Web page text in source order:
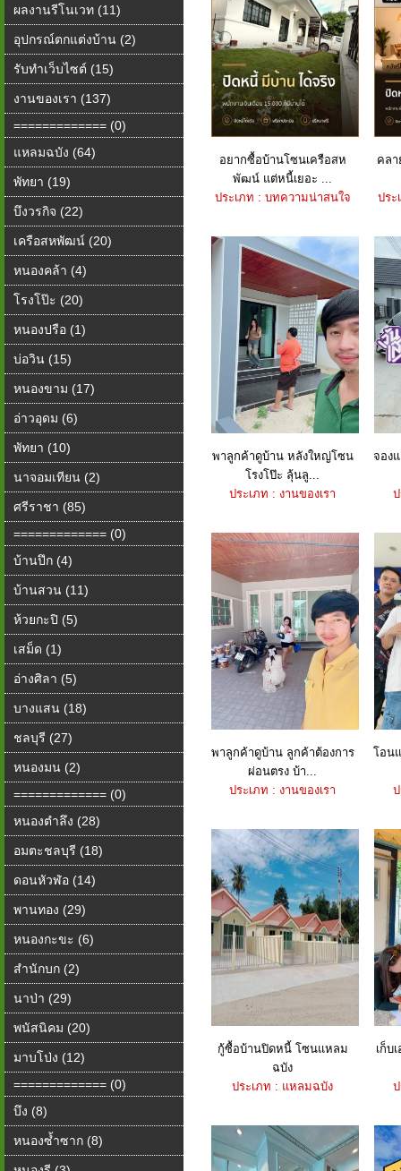
ผลงานรีโนเวท (11)
อุปกรณ์ตกแต่งบ้าน (2)
รับทำเว็บไซต์ (15)
งานของเรา (137)
============= (0)
แหลมฉบัง (64)
พัทยา (19)
บึงวรกิจ (22)
เครือสหพัฒน์ (20)
หนองคล้า (4)
โรงโป๊ะ (20)
หนองปรือ (1)
บ่อวิน (15)
หนองขาม (17)
อ่าวอุดม (6)
พัทยา (10)
นาจอมเทียน (2)
ศรีราชา (85)
============= (0)
บ้านปึก (4)
บ้านสวน (11)
ห้วยกะปิ (5)
เสม็ด (1)
อ่างศิลา (5)
บางแสน (18)
ชลบุรี (27)
หนองมน (2)
============= (0)
หนองตำลึง (28)
อมตะชลบุรี (18)
ดอนหัวฬ่อ (14)
พานทอง (29)
หนองกะขะ (6)
สำนักบก (2)
นาป่า (29)
พนัสนิคม (20)
มาบโป่ง (12)
============= (0)
บึง (8)
หนองซ้ำซาก (8)
อยากซื้อบ้านโซนเครือสห
พัฒน์ แต่หนี้เยอะ ...
ประเภท : บทความน่าสนใจ
คลา
ประ
พาลูกค้าดูบ้าน หลังใหญ่โซน
โรงโป๊ะ ลุ้นลู...
ประเภท : งานของเรา
จอง
พาลูกค้าดูบ้าน ลูกค้าต้องการ
ผ่อนตรง บ้า...
ประเภท : งานของเรา
โอน
กู้ซื้อบ้านปิดหนี้ โซนแหลม
ฉบัง
ประเภท : แหลมฉบัง
เก็บ